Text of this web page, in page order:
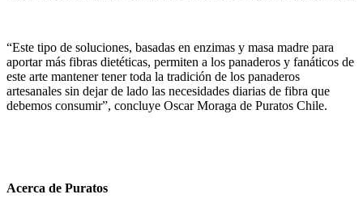
“Este tipo de soluciones, basadas en enzimas y masa madre para
aportar más fibras dietéticas, permiten a los panaderos y fanáticos de
este arte mantener tener toda la tradición de los panaderos
artesanales sin dejar de lado las necesidades diarias de fibra que
debemos consumir”, concluye Oscar Moraga de Puratos Chile.
Acerca de Puratos